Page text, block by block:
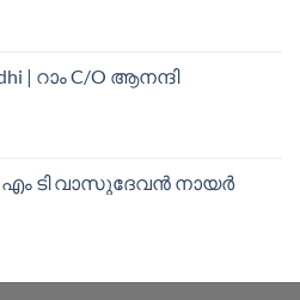
| റാം C/O ആനന്ദി
എം ടി വാസുദേവന്‍ നായര്‍